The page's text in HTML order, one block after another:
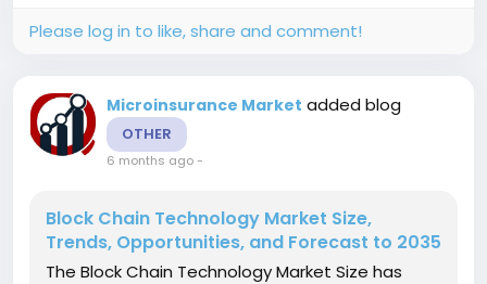
Please log in to like, share and comment!
Microinsurance Market added blog
OTHER
6 months ago-
Block Chain Technology Market Size,
Trends, Opportunities, and Forecast to 2035
The Block Chain Technology Market Size has